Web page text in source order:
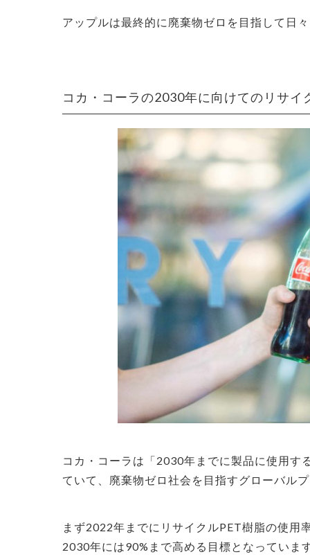
アップルは最終的に廃棄物ゼロを目指して日
コカ・コーラの2030年に向けてのリサイ
コカ・コーラは「2030年までに製品に使用す
ていて、廃棄物ゼロ社会を目指すグローバル
まず2022年までにリサイクルPET樹脂の使用
2030年には90%まで高める目標となっていま